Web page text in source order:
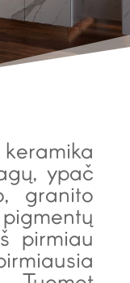
ypač
granito
pirmiau